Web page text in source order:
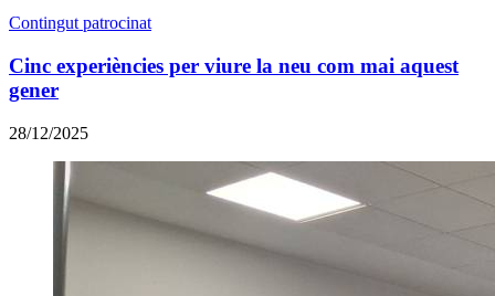
Contingut patrocinat
Cinc experiències per viure la neu com mai aquest
gener
28/12/2025